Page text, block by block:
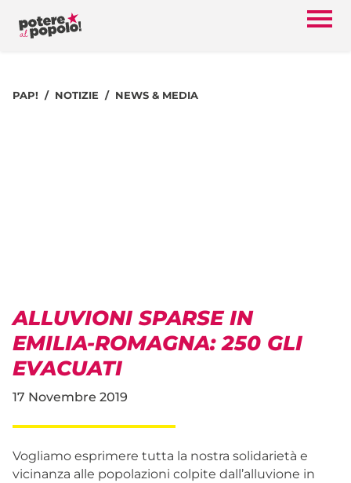
PAP! NOTIZIE NEWS & MEDIA
ALLUVIONI SPARSE IN
EMILIA-ROMAGNA: 250 GLI
EVACUATI
17 Novembre 2019
Vogliamo esprimere tutta la nostra solidarietà e
vicinanza alle popolazioni colpite dall’alluvione in